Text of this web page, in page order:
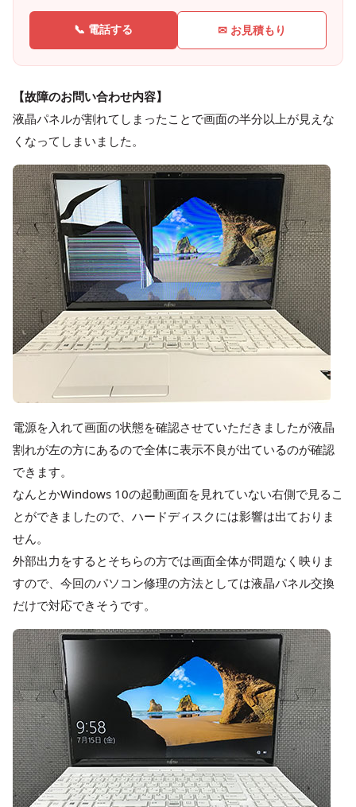
📞 電話する ✉ お見積もり
【故障のお問い合わせ内容】
液晶パネルが割れてしまったことで画面の半分以上が見えな
くなってしまいました。
電源を入れて画面の状態を確認させていただきましたが液晶
割れが左の方にあるので全体に表示不良が出ているのが確認
できます。
なんとかWindows 10の起動画面を見れていない右側で見るこ
とができましたので、ハードディスクには影響は出ておりま
せん。
外部出力をするとそちらの方では画面全体が問題なく映りま
すので、今回のパソコン修理の方法としては液晶パネル交換
だけで対応できそうです。